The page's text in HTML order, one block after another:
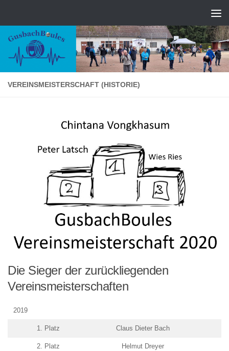
VEREINSMEISTERSCHAFT (HISTORIE)
Die Sieger der zurückliegenden
Vereinsmeisterschaften
2019
1. Platz Claus Dieter Bach
2. Platz Helmut Dreyer